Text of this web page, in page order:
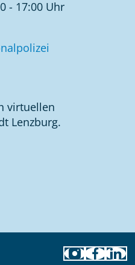
- 17:00 Uhr
virtuellen
Lenzburg.